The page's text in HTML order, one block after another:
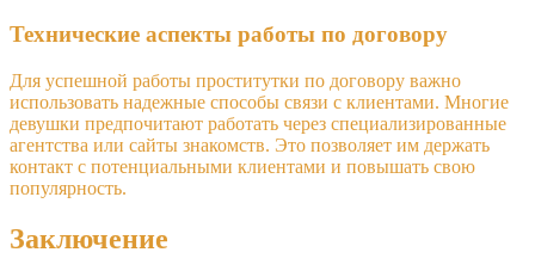
Технические аспекты работы по договору
Для успешной работы проститутки по договору важно
использовать надежные способы связи с клиентами. Многие
девушки предпочитают работать через специализированные
агентства или сайты знакомств. Это позволяет им держать
контакт с потенциальными клиентами и повышать свою
популярность.
Заключение